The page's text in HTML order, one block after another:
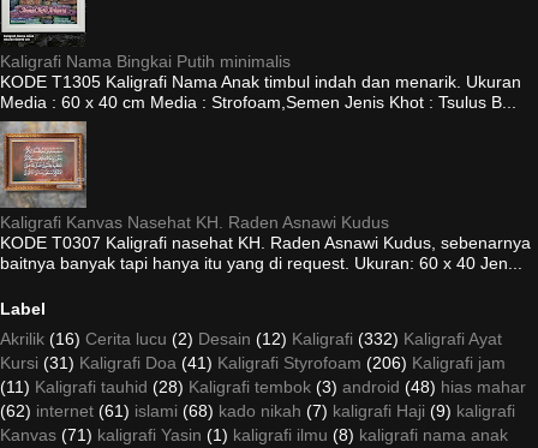
Kaligrafi Nama Bingkai Putih minimalis
KODE T1305 Kaligrafi Nama Anak timbul indah dan menarik. Ukuran
Media : 60 x 40 cm Media : Strofoam,Semen Jenis Khot : Tsulus B...
Kaligrafi Kanvas Nasehat KH. Raden Asnawi Kudus
KODE T0307 Kaligrafi nasehat KH. Raden Asnawi Kudus, sebenarnya
baitnya banyak tapi hanya itu yang di request. Ukuran: 60 x 40 Jen...
Label
Akrilik (16) Cerita lucu (2) Desain (12) Kaligrafi (332) Kaligrafi Ayat
Kursi (31) Kaligrafi Doa (41) Kaligrafi Styrofoam (206) Kaligrafi jam
(11) Kaligrafi tauhid (28) Kaligrafi tembok (3) android (48) hias mahar
(62) internet (61) islami (68) kado nikah (7) kaligrafi Haji (9) kaligrafi
Kanvas (71) kaligrafi Yasin (1) kaligrafi ilmu (8) kaligrafi nama anak